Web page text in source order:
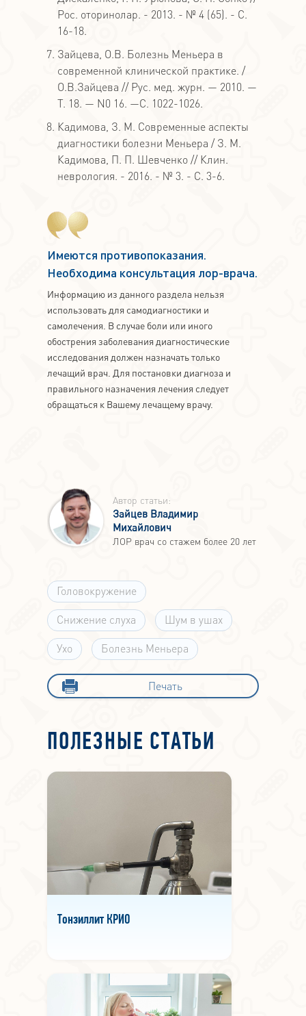
Рос. оторинолар. - 2013. - № 4 (65). - С.
16-18.
Зайцева, О.В. Болезнь Меньера в
современной клинической практике. /
О.В.Зайцева // Рус. мед. журн. — 2010. —
Т. 18. — N0 16. —С. 1022-1026.
Кадимова, З. М. Современные аспекты
диагностики болезни Меньера / З. М.
Кадимова, П. П. Шевченко // Клин.
неврология. - 2016. - № 3. - С. 3-6.
Имеются противопоказания.
Необходима консультация лор-врача.
Информацию из данного раздела нельзя
использовать для самодиагностики и
самолечения. В случае боли или иного
обострения заболевания диагностические
исследования должен назначать только
лечащий врач. Для постановки диагноза и
правильного назначения лечения следует
обращаться к Вашему лечащему врачу.
Автор статьи:
Зайцев Владимир
Михайлович
ЛОР врач со стажем более 20 лет
Головокружение
Снижение слуха
Шум в ушах
Ухо
Болезнь Меньера
Печать
ПОЛЕЗНЫЕ СТАТЬИ
Тонзиллит КРИО